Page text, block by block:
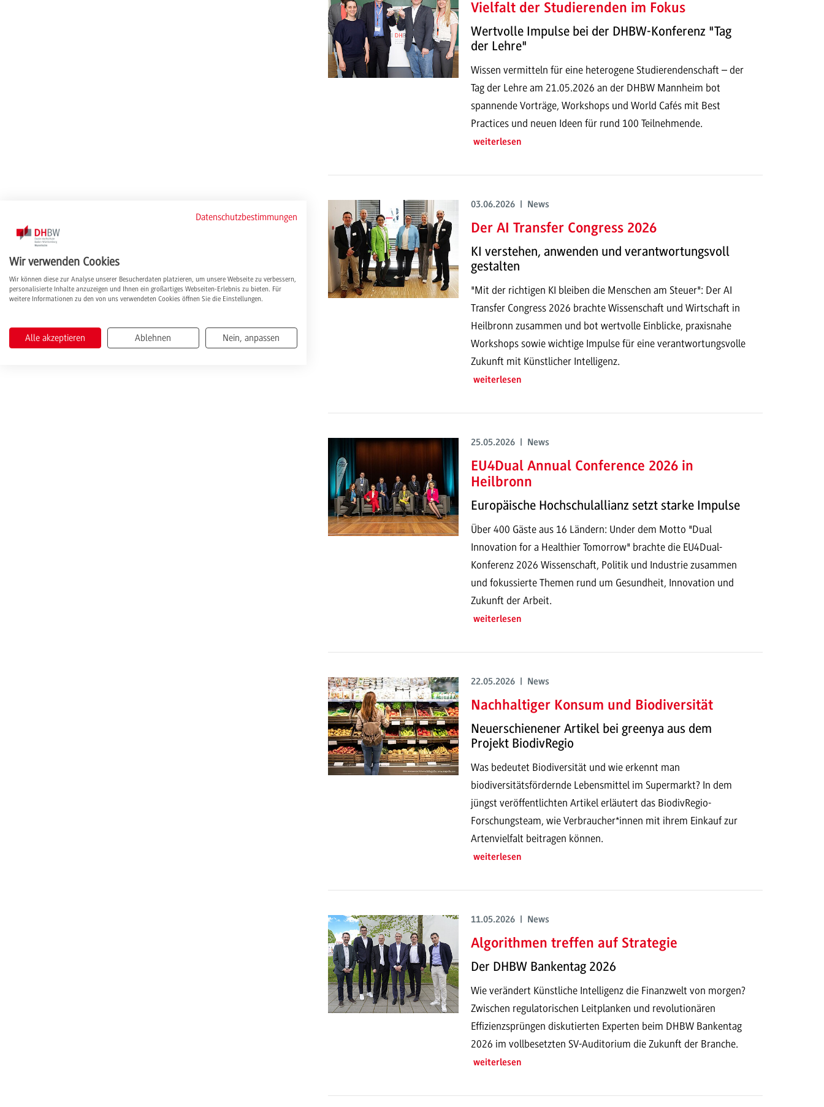
Vielfalt der Studierenden im Fokus
Wertvolle Impulse bei der DHBW-Konferenz "Tag
der Lehre"
Wissen vermitteln für eine heterogene Studierendenschaft – der
Tag der Lehre am 21.05.2026 an der DHBW Mannheim bot
spannende Vorträge, Workshops und World Cafés mit Best
Practices und neuen Ideen für rund 100 Teilnehmende.
weiterlesen
03.06.2026 | News
Der AI Transfer Congress 2026
KI verstehen, anwenden und verantwortungsvoll
gestalten
"Mit der richtigen KI bleiben die Menschen am Steuer": Der AI
Transfer Congress 2026 brachte Wissenschaft und Wirtschaft in
Heilbronn zusammen und bot wertvolle Einblicke, praxisnahe
Workshops sowie wichtige Impulse für eine verantwortungsvolle
Zukunft mit Künstlicher Intelligenz.
weiterlesen
25.05.2026 | News
EU4Dual Annual Conference 2026 in
Heilbronn
Europäische Hochschulallianz setzt starke Impulse
Über 400 Gäste aus 16 Ländern: Under dem Motto "Dual
Innovation for a Healthier Tomorrow" brachte die EU4Dual-
Konferenz 2026 Wissenschaft, Politik und Industrie zusammen
und fokussierte Themen rund um Gesundheit, Innovation und
Zukunft der Arbeit.
weiterlesen
22.05.2026 | News
Nachhaltiger Konsum und Biodiversität
Neuerschienener Artikel bei greenya aus dem
Projekt BiodivRegio
Was bedeutet Biodiversität und wie erkennt man
biodiversitätsfördernde Lebensmittel im Supermarkt? In dem
jüngst veröffentlichten Artikel erläutert das BiodivRegio-
Forschungsteam, wie Verbraucher*innen mit ihrem Einkauf zur
Artenvielfalt beitragen können.
weiterlesen
11.05.2026 | News
Algorithmen treffen auf Strategie
Der DHBW Bankentag 2026
Wie verändert Künstliche Intelligenz die Finanzwelt von morgen?
Zwischen regulatorischen Leitplanken und revolutionären
Effizienzsprüngen diskutierten Experten beim DHBW Bankentag
2026 im vollbesetzten SV-Auditorium die Zukunft der Branche.
weiterlesen
Datenschutzbestimmungen
Wir verwenden Cookies
Wir können diese zur Analyse unserer Besucherdaten platzieren, um unsere Webseite zu verbessern,
personalisierte Inhalte anzuzeigen und Ihnen ein großartiges Webseiten-Erlebnis zu bieten. Für
weitere Informationen zu den von uns verwendeten Cookies öffnen Sie die Einstellungen.
Alle akzeptieren Ablehnen Nein, anpassen